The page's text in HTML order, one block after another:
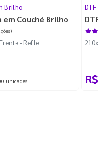
Brilho
em Couché Brilho
- Refile
unidades
DTF